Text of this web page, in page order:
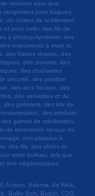
molaires ainsi que
rangement pour bagues,
du ciment de scellement
et pour coller des fils de
à photopolymériser, des
instruments à main et
des fraises résines, des
des ressorts, des
des chaînettes
sécurité, des position
des arcs faciaux, des
des serviettes et du
des gobelets, des kits de
des produits
gaines de stérilisation,
de laboratoire tel que du
des plaques à
des fils, des vérins et
votre bureau, tels que
des négatoscopes.
Acteon, Adenta, Air Wick,
Bulky Soft, Busch, C2G,